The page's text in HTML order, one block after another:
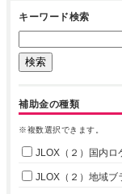
キーワード検索
補助金の種類
※複数選択できます。
JLOX（２）国内ロ
JLOX（２）地域ブ